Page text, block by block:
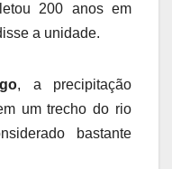
200 anos em
a unidade.
, a precipitação
um trecho do rio
bastante